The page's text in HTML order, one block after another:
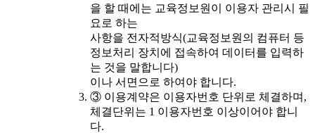
을 할 때에는 교육정보원이 이용자 관리시 필
요로 하는
사항을 전자적방식(교육정보원의 컴퓨터 등
정보처리 장치에 접속하여 데이터를 입력하
는 것을 말합니다)
이나 서면으로 하여야 합니다.
③ 이용계약은 이용자번호 단위로 체결하며,
체결단위는 1 이용자번호 이상이어야 합니
다.